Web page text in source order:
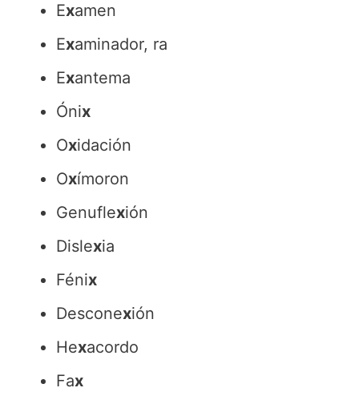
Examen
Examinador, ra
Exantema
Ónix
Oxidación
Oxímoron
Genuflexión
Dislexia
Fénix
Desconexión
Hexacordo
Fax